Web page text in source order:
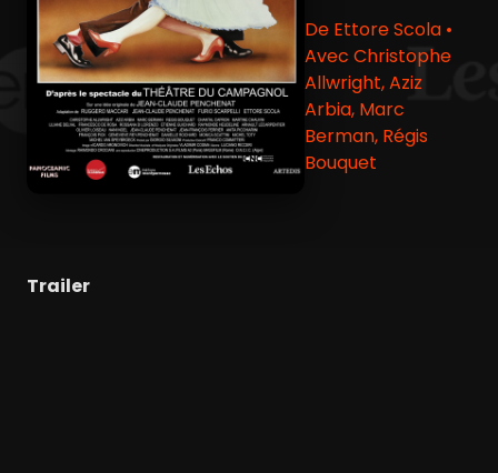
De Ettore Scola •
Avec Christophe
Allwright, Aziz
Arbia, Marc
Berman, Régis
Bouquet
Trailer